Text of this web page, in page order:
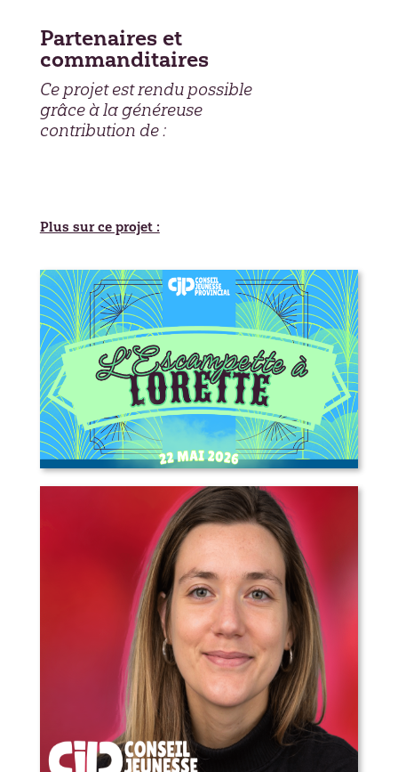
Partenaires et
commanditaires
Ce projet est rendu possible
grâce à la généreuse
contribution de :
Plus sur ce projet :
L’Escampette à Lorette – appel aux
artistes, marchands, bénévoles et